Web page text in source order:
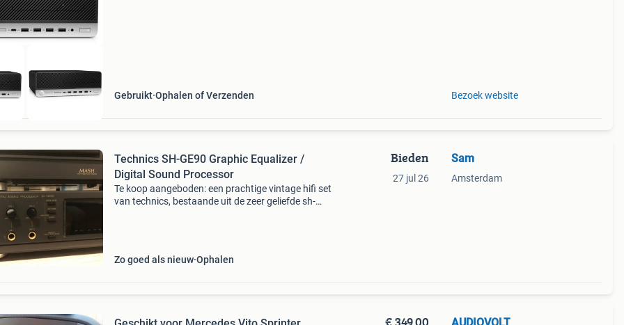
Gebruikt Ophalen of Verzenden Bezoek website
Technics SH-GE90 Graphic Equalizer /
Digital Sound Processor
Te koop aangeboden: een prachtige vintage hifi set
van technics, bestaande uit de zeer geliefde sh-
Zo goed als nieuw Ophalen
Bieden
27 jul 26
Sam
Amsterdam